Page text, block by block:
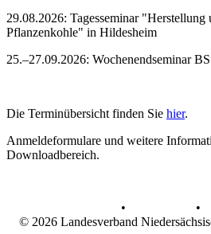
29.08.2026: Tagesseminar
Pflanzenkohle" in Hildesheim
25.–27.09.2026: Wochenendseminar
Die Terminübersicht finden Sie hier.
Anmeldeformulare und weitere
Downloadbereich.
• •
© 2026 Landesverband